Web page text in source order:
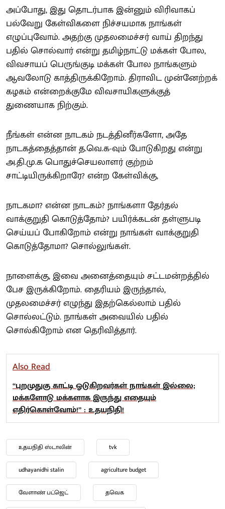
அப்போது, இது தொடர்பாக இன்னும் விரிவாகப்
பல்வேறு கேள்விகளை நிச்சயமாக நாங்கள்
எழுப்புவோம். அதற்கு முதலமைச்சர் வாய் திறந்து
பதில் சொல்வார் என்று தமிழ்நாட்டு மக்கள் போல,
விவசாயப் பெருங்குடி மக்கள் போல நாங்களும்
ஆவலோடு காத்திருக்கிறோம். திராவிட முன்னேற்றக்
கழகம் என்றைக்குமே விவசாயிகளுக்குத்
துணையாக நிற்கும்.
நீங்கள் என்ன நாடகம் நடத்தினீர்களோ, அதே
நாடகத்தைத்தான் த.வெ.க-வும் போடுகிறது என்று
அ.தி.மு.க பொதுச்செயலாளர் குற்றம்
சாட்டியிருக்கிறாரே? என்ற கேள்விக்கு,
நாடகமா? என்ன நாடகம்? நாங்களா தேர்தல்
வாக்குறுதி கொடுத்தோம்? பயிர்க்கடன் தள்ளுபடி
செய்யப் போகிறோம் என்று நாங்கள் வாக்குறுதி
கொடுத்தோமா? சொல்லுங்கள்.
நாளைக்கு, இவை அனைத்தையும் சட்டமன்றத்தில்
பேச இருக்கிறோம். தைரியம் இருந்தால்,
முதலமைச்சர் எழுந்து இதற்கெல்லாம் பதில்
சொல்லட்டும். நாங்கள் அவையில் பதில்
சொல்கிறோம் என தெரிவித்தார்.
Also Read
“புறமுதுகு காட்டி ஓடுகிறவர்கள் நாங்கள் இல்லை;
மக்களோடு மக்களாக இருந்து எதையும்
எதிர்கொள்வோம்!” : உதயநிதி!
உதயநிதி ஸ்டாலின் tvk
udhayanidhi stalin agriculture budget
வேளாண் பட்ஜெட் தவெக